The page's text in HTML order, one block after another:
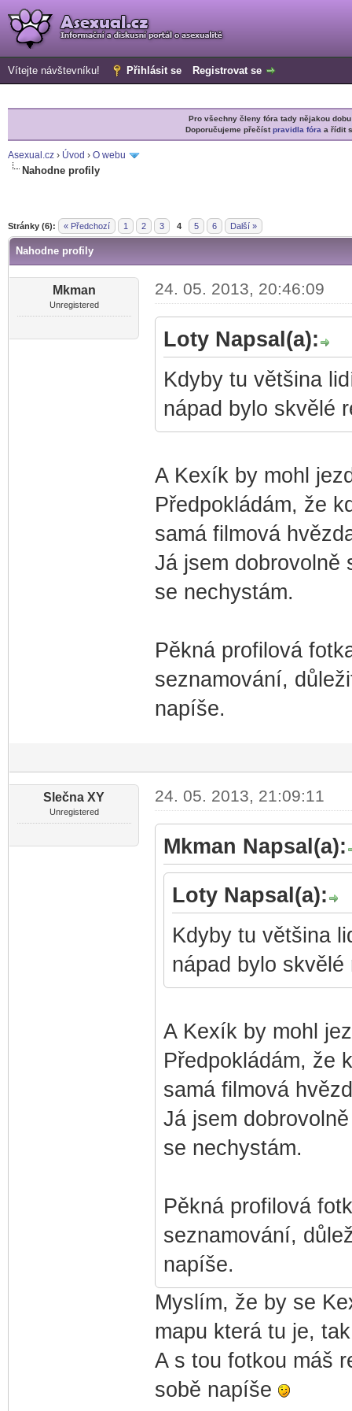
Vítejte návštevníku! Přihlásit se Registrovat se
Pro všechny členy fóra tady nějakou
Doporučujeme přečístpravidla fóra a řídit
Asexual.cz › Úvod › O webu
Nahodne profily
Stránky (6): « Předchozí 1 2 3 4 5 6 Další »
Nahodne profily
Mkman
Unregistered
24. 05. 2013, 20:46:09
Loty Napsal(a):
Kdyby tu většina
nápad bylo skvělé
A Kexík by mohl
Předpokládám, že
samá filmová
Já jsem dobrovolně
se nechystám.
Pěkná profilová
seznamování,
napíše.
Slečna XY
Unregistered
24. 05. 2013, 21:09:11
Mkman Napsal(a):
Loty Napsal(a):
Kdyby tu většina
nápad bylo
A Kexík by mohl
Předpokládám, že
samá filmová
Já jsem
se nechystám.
Pěkná profilová
seznamování,
napíše.
Myslím, že by se
mapu která tu je,
A s tou fotkou máš
sobě napíše